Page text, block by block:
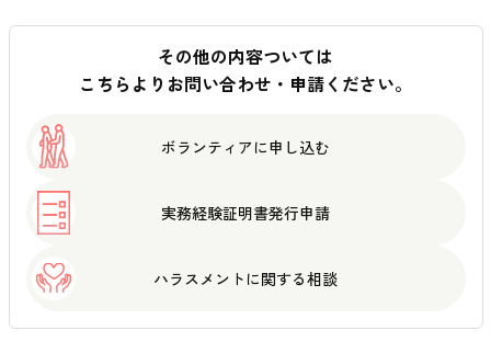
その他の内容ついては
こちらよりお問い合わせ・申請ください。
ボランティアに申し込む
実務経験証明書発行申請
ハラスメントに関する相談